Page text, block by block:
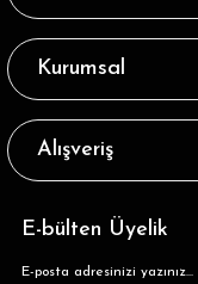
21,89 ₺
Kurumsal
Alışveriş
E-bülten Üyelik